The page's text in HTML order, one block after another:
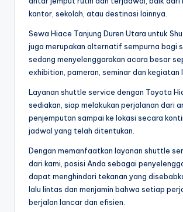
kantor, sekolah, atau destinasi lainnya.
Sewa Hiace Tanjung Duren Utara untuk
juga merupakan alternatif sempurna bagi
sedang menyelenggarakan acara besar
exhibition, pameran, seminar dan kegiatan
Layanan shuttle service dengan Toyota
sediakan, siap melakukan perjalanan dari
penjemputan sampai ke lokasi secara
jadwal yang telah ditentukan.
Dengan memanfaatkan layanan shuttle
dari kami, posisi Anda sebagai
dapat menghindari tekanan yang
lalu lintas dan menjamin bahwa setiap
berjalan lancar dan efisien.